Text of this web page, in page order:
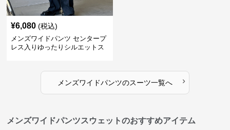
¥6,080 (税込)
メンズワイドパンツ センタープ
レス入りゆったりシルエットス
メンズワイドパンツのスーツ一覧へ ›
メンズワイドパンツスウェットのおすすめアイテム